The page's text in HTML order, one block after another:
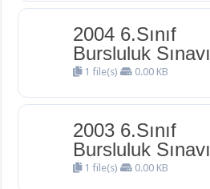
2004 6.Sınıf
Bursluluk Sınavı
1 file(s) 0.00 KB
2003 6.Sınıf
Bursluluk Sınavı
1 file(s) 0.00 KB